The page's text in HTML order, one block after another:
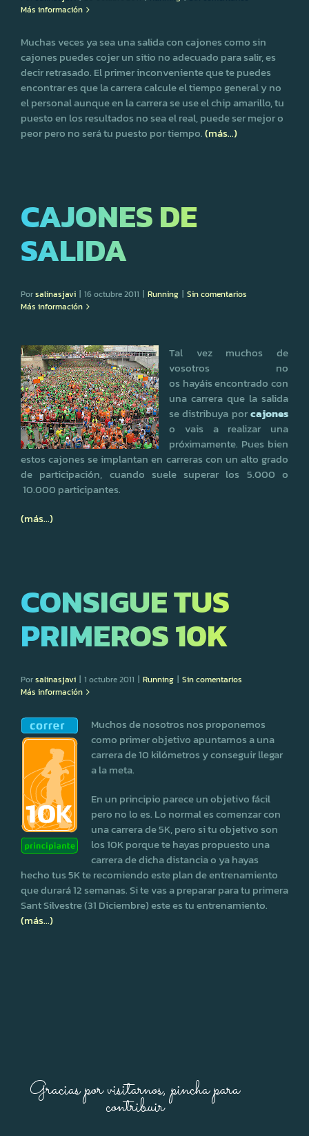
Más información
Muchas veces ya sea una salida con cajones como sin
cajones puedes cojer un sitio no adecuado para salir, es
decir retrasado. El primer inconveniente que te puedes
encontrar es que la carrera calcule el tiempo general y no
el personal aunque en la carrera se use el chip amarillo, tu
puesto en los resultados no sea el real, puede ser mejor o
peor pero no será tu puesto por tiempo.(más…)
CAJONES DE
SALIDA
Porsalinasjavi | 16 octubre 2011 | Running | Sin comentarios
Más información
Tal vez muchos de
vosotros no
os hayáis encontrado con
una carrera que la salida
se distribuya porcajones
o vais a realizar una
próximamente. Pues bien
estos cajones se implantan en carreras con un alto grado
de participación, cuando suele superar los 5.000 o
10.000 participantes.
(más…)
CONSIGUE TUS
PRIMEROS 10K
Porsalinasjavi | 1 octubre 2011 | Running | Sin comentarios
Más información
Muchos de nosotros nos proponemos
como primer objetivo apuntarnos a una
carrera de 10 kilómetros y conseguir llegar
a la meta.
En un principio parece un objetivo fácil
pero no lo es. Lo normal es comenzar con
una carrera de 5K, pero si tu objetivo son
los 10K porque te hayas propuesto una
carrera de dicha distancia o ya hayas
hecho tus 5K te recomiendo este plan de entrenamiento
que durará 12 semanas. Si te vas a preparar para tu primera
Sant Silvestre (31 Diciembre) este es tu entrenamiento.
(más…)
Gracias por visitarnos, pincha para
contribuir